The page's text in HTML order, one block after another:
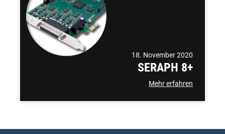
18. November 2020
SERAPH 8+
Mehr erfahren